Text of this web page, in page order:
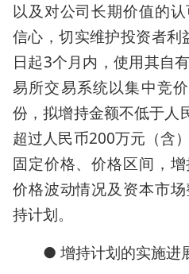
以及对公司长期价值的
信心，切实维护投资者
日起3个月内，使用其自
易所交易系统以集中竞
份，拟增持金额不低于人
超过人民币200万元（含
固定价格、价格区间，
价格波动情况及资本市
持计划。
● 增持计划的实施进